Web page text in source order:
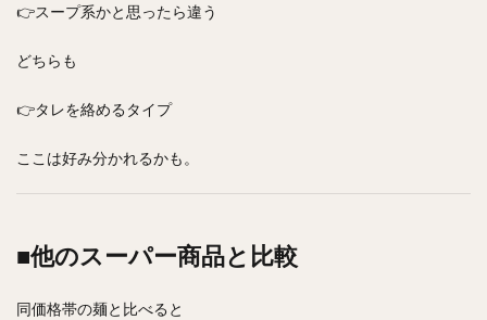
👉スープ系かと思ったら違う
どちらも
👉タレを絡めるタイプ
ここは好み分かれるかも。
■他のスーパー商品と比較
同価格帯の麺と比べると